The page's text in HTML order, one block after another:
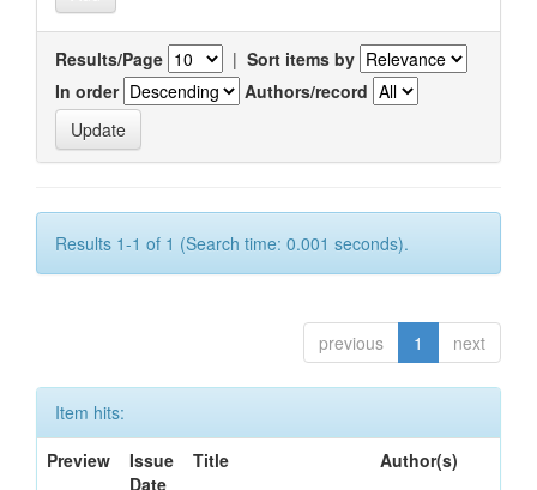
Results/Page | Sort items by
In order
Authors/record
Results 1-1 of 1 (Search time: 0.001 seconds).
previous 1 next
Item hits:
Preview
Issue
Date
Title Author(s)